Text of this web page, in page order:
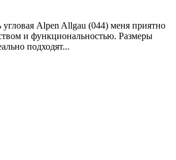
угловая Alpen Allgau (044) меня приятно
и функциональностью. Размеры
подходят...